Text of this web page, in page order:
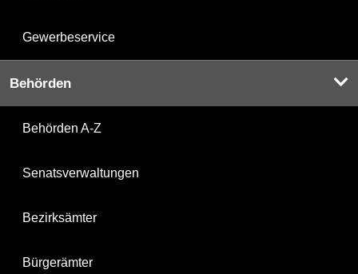
Gewerbeservice
Behörden
Behörden A-Z
Senatsverwaltungen
Bezirksämter
Bürgerämter